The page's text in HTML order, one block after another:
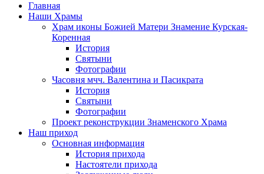
Главная
Наши Храмы
Храм иконы Божией Матери Знамение Курская-
Коренная
История
Святыни
Фотографии
Часовня мчч. Валентина и Пасикрата
История
Святыни
Фотографии
Проект реконструкции Знаменского Храма
Наш приход
Основная информация
История прихода
Настоятели прихода